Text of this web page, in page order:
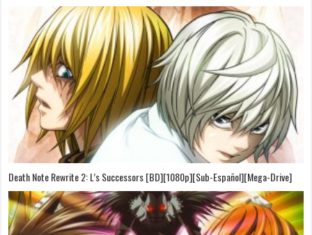
Death Note Rewrite 2: L’s Successors [BD][1080p][Sub-Español][Mega-Drive]